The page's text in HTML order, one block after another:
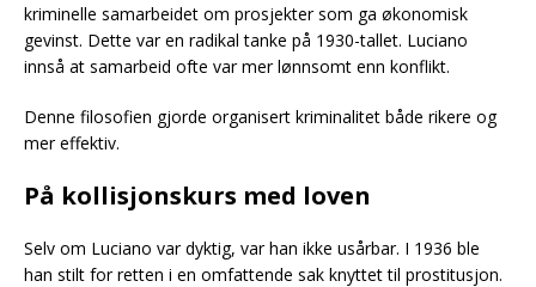
kriminelle samarbeidet om prosjekter som ga økonomisk
gevinst. Dette var en radikal tanke på 1930-tallet. Luciano
innså at samarbeid ofte var mer lønnsomt enn konflikt.
Denne filosofien gjorde organisert kriminalitet både rikere og
mer effektiv.
På kollisjonskurs med loven
Selv om Luciano var dyktig, var han ikke usårbar. I 1936 ble
han stilt for retten i en omfattende sak knyttet til prostitusjon.